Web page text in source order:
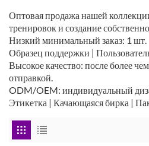
Оптовая продажа нашей
тренировок и создание
Низкий минимальный заказ: 1 шт.
Образец поддержки |
Высокое качество: после более
отправкой.
ODM/OEM: индивидуальный
Этикетка | Качающаяся бирка |